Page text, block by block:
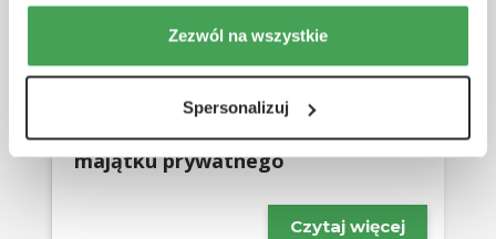
Zezwól na wszystkie
Spersonalizuj
Data publikacji: 06.08.2026 r.
Opodatkowanie przychodów z
tytułu najmu lokali po ich
wycofaniu z działalności
gospodarczej i przeniesieniu do
majątku prywatnego
Czytaj więcej